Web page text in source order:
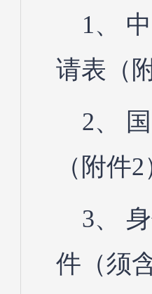
1、
请表（
2、
（附件
3、
件（须